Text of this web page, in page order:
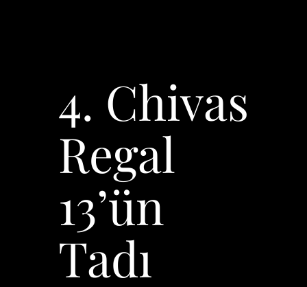
4. Chivas
Regal
13’ün
Tadı